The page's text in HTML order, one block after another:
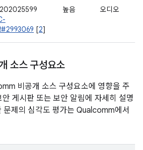
[2]
높음 오디오
소스 구성요소
비공개 소스 구성요소에 영향을 주
게시판 또는 보안 알림에 자세히 설명
문제의 심각도 평가는 Qualcomm에서